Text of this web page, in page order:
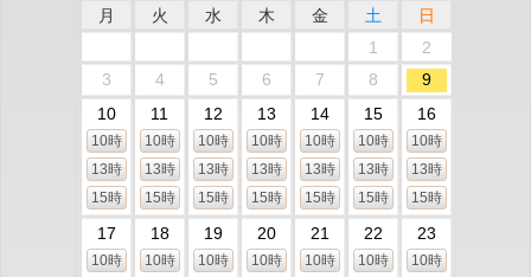
月 火 水 木 金 土
日
1
2
3
4 5 6 7 8
9
10
10時
13時
15時
11
10時
13時
15時
12
10時
13時
15時
13
10時
13時
15時
14
10時
13時
15時
15
10時
13時
15時
16
10時
13時
15時
17
10時
18
10時
19
10時
20
10時
21
10時
22
10時
23
10時